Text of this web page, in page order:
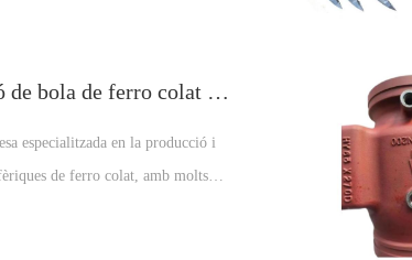
La vàlvula de retenció de bola de ferro colat protegeix el vostre sistema de canonades durant molt de temps
especialitzada en la producció i
de ferro colat, amb molts